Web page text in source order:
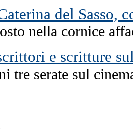
del Sasso,
nella cornice
e scritture
tre serate sul